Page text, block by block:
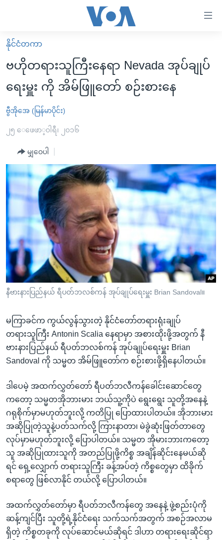
လွယ်ကူ
စေ
Link
များ
ပင်မ
ကျော်
ကြည့်
ရန်
အ
ညွန်း
စာမျက်နှာ
သို့
ကျော်
ကြည့်
ရှာဖွေ
ရန်
နေရာ
သို့
ရန်
မူလစာမျက်နှာ
မြန်မာ
ကမ္ဘာ့သတင်းများ
နိုင်ငံတကာ
အစ္စရေး-ပါလက်စတိုင်း
ဗွီဒီယို
သတင်းလွတ်လပ်ခွင့်
အင်္ဂလိပ်စာလေ့လာမယ်
အမေရိကန်သုံးအီဒီယံ
မကြေးမုံရဲ့ အင်္ဂလိပ်စာ
ရုပ်ရှင်ထဲက အင်္ဂလိပ်စာ
သုတပဒေသာ အင်္ဂလိပ်စာ
အပတ်စဉ်ကဏ္ဍများ
ရေဒီယို
ရေဒီယိုနှင့်ရုပ်သံ အချက်အလက်များ
ရေဒီယို/တီဗွီအစီအစဉ်
Learning English
ဗွီအိုအေ လူမှုကွန်ယက်များ
ဘာသာစကားများ
နိုင်ငံတကာ
ဗဟိုတရားသူကြီးနေရာ Nevada အုပ်ချုပ်
ရေးမှူး ကို အိမ်ဖြူတော် စဉ်းစားနေ
ဗွီအိုအေ (မြန်မာပိုင်း)
၂၅ ေဖေဖာ္၀ါရီ၊ ၂၀၁၆
မျှဝေပါ
နီဗားနားပြည်နယ် ရီပတ်ဘလစ်ကန် အုပ်ချုပ်ရေးမှူး Brian Sandoval။
မကြာခင်က ကွယ်လွန်သွားတဲ့ နိုင်ငံတော်တရားရုံးချုပ်
တရားသူကြီး Antonin Scalia နေရာမှာ အစားထိုးဖို့အတွက် နီ
ဗားနားပြည်နယ် ရီပတ်ဘလစ်ကန် အုပ်ချုပ်ရေးမှူး Brian
Sandoval ကို သမ္မတ အိမ်ဖြူတော်က စဉ်းစားဖို့ရှိနေပါတယ်။
ဒါပေမဲ့ အထက်လွှတ်တော် ရီပတ်ဘလီကန်ခေါင်းဆောင်တွေ
ကတော့ သမ္မတအိုဘားမား ဘယ်သူ့ကိုပဲ ရွေးရွေး သူတို့အနေနဲ့
ဂရုစိုက်မှာမဟုတ်ဘူးလို့ ကတိပြု ပြောထားပါတယ်။ အိုဘားမား
အဆိုပြုတဲ့သူနဲ့ပတ်သက်လို့ ကြားနာတာ၊ မဲခွဲဆုံးဖြတ်တာတွေ
လုပ်မှာမဟုတ်ဘူးလို့ ပြောပါတယ်။ သမ္မတ အိုမားဘားကတော့
သူ အဆိုပြုထားသူကို အတည်ပြုဖို့ကိစ္စ အချိန်ဆိုင်းနေမယ်ဆို
ရင် ရှေ့လျှောက် တရားသူကြီး ခန့်အပ်တဲ့ ကိစ္စတွေမှာ ထိခိုက်
စရာတွေ ဖြစ်လာနိုင် တယ်လို့ ပြောပါတယ်။
အထက်လွှတ်တော်မှာ ရီပတ်ဘလီကန်တွေ အနေနဲ့ ဖွဲ့စည်းပုံကို
ဆန့်ကျင်ပြီး သူတို့ရဲ့နိုင်ငံရေး သက်သက်အတွက် အစဉ်အလာမ
ရှိတဲ့ ကိစ္စတခုကို လုပ်ဆောင်မယ်ဆိုရင် ဒါဟာ တရားရေးဆိုင်ရာ